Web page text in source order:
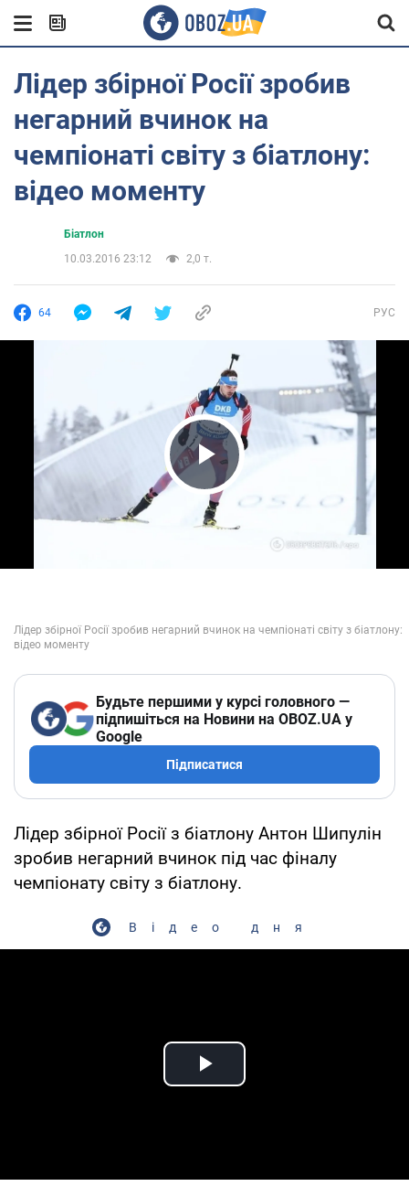
Лідер збірної Росії зробив
негарний вчинок на
чемпіонаті світу з біатлону:
відео моменту
Біатлон
10.03.2016 23:12
2,0 т.
64 РУС
Play Video
Будьте першими у курсі головного —
підпишіться на Новини на OBOZ.UA у
Google
Підписатися
Лідер збірної Росії з біатлону Антон Шипулін
зробив негарний вчинок під час фіналу
чемпіонату світу з біатлону.
Відео дня
Play Video